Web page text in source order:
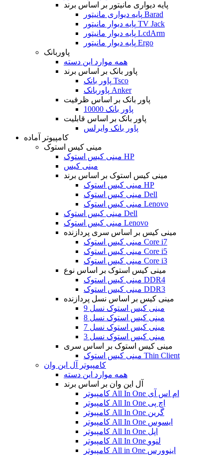
پایه دیواری مانیتور بر اساس برند
پایه دیواری مانیتور Barad
پایه دیوار مانیتور TV Jack
پایه دیوار مانیتور LcdArm
پایه دیوار مانیتور Ergo
پاوربانک
همه موارد این دسته
پاور بانک بر اساس برند
پاور بانک Tsco
پاوربانک Anker
پاور بانک بر اساس ظرفیت
پاور بانک 10000
پاور بانک بر اساس قابلیت
پاور بانک وایرلس
کامپیوتر آماده
مینی کیس استوک
مینی کیس استوک HP
مینی کیس
مینی کیس استوک بر اساس برند
مینی کیس استوک HP
مینی کیس استوک Dell
مینی کیس استوک Lenovo
مینی کیس استوک Dell
مینی کیس استوک Lenovo
مینی کیس بر اساس سری پردازنده
مینی کیس استوک Core i7
مینی کیس استوک Core i5
مینی کیس استوک Core i3
مینی کیس استوک بر اساس نوع
مینی کیس استوک DDR4
مینی کیس استوک DDR3
مینی کیس بر اساس نسل پردازنده
مینی کیس استوک نسل 9
مینی کیس استوک نسل 8
مینی کیس استوک نسل 7
مینی کیس استوک نسل 3
مینی کیس استوک بر اساس سری
مینی کیس استوک Thin Client
کامپیوتر آل این وان
همه موارد این دسته
آل این وان بر اساس برند
کامپیوتر All In One ام اس آی
کامپیوتر All In One اچ پی
کامپیوتر All In One گرین
کامپیوتر All In One ایسوس
کامپیوتر All In One اپل
کامپیوتر All In One لنوو
کامپیوتر All in One اینوورس